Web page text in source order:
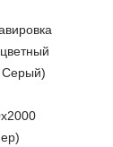
Серый)